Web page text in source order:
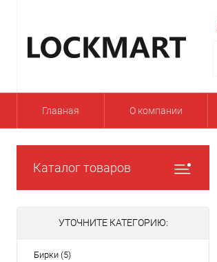
Главная О компании
Каталог товаров
УТОЧНИТЕ КАТЕГОРИЮ:
Бирки (5)